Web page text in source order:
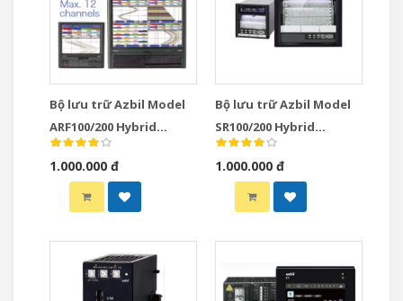
Bộ lưu trữ Azbil Model
ARF100/200 Hybrid
Recorders
1.000.000 đ
Bộ lưu trữ Azbil Model
SR100/200 Hybrid
Recorders
1.000.000 đ